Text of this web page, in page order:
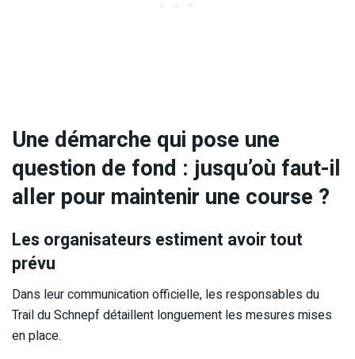
Une démarche qui pose une
question de fond : jusqu’où faut-il
aller pour maintenir une course ?
Les organisateurs estiment avoir tout
prévu
Dans leur communication officielle, les responsables du
Trail du Schnepf détaillent longuement les mesures mises
en place.